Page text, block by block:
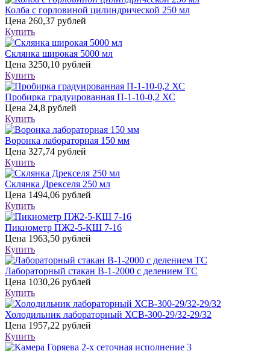
Колба с горловиной цилиндрической 250 мл
Цена 260,37 рублей
Купить
Склянка широкая 5000 мл
Цена 3250,10 рублей
Купить
Пробирка градуированная П-1-10-0,2 ХС
Цена 24,8 рублей
Купить
Воронка лабораторная 150 мм
Цена 327,74 рублей
Купить
Склянка Дрекселя 250 мл
Цена 1494,06 рублей
Купить
Пикнометр ПЖ2-5-КШ 7-16
Цена 1963,50 рублей
Купить
Лабораторный стакан В-1-2000 с делением ТС
Цена 1030,26 рублей
Купить
Холодильник лабораторный ХСВ-300-29/32-29/32
Цена 1957,22 рублей
Купить